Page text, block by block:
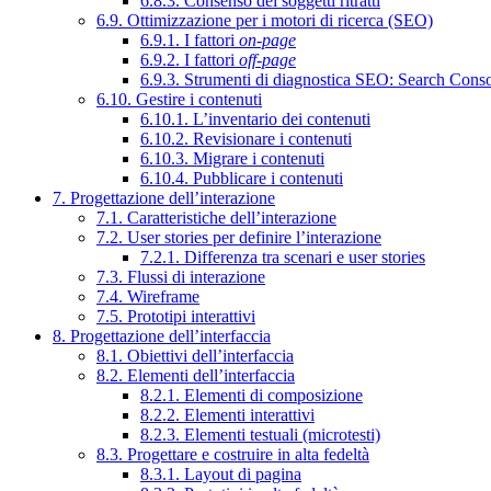
6.9. Ottimizzazione per i motori di ricerca (SEO)
6.9.1. I fattori on-page
6.9.2. I fattori off-page
6.9.3. Strumenti di diagnostica SEO: Search
6.10. Gestire i contenuti
6.10.1. L’inventario dei contenuti
6.10.2. Revisionare i contenuti
6.10.3. Migrare i contenuti
6.10.4. Pubblicare i contenuti
7. Progettazione dell’interazione
7.1. Caratteristiche dell’interazione
7.2. User stories per definire l’interazione
7.2.1. Differenza tra scenari e user stories
7.3. Flussi di interazione
7.4. Wireframe
7.5. Prototipi interattivi
8. Progettazione dell’interfaccia
8.1. Obiettivi dell’interfaccia
8.2. Elementi dell’interfaccia
8.2.1. Elementi di composizione
8.2.2. Elementi interattivi
8.2.3. Elementi testuali (microtesti)
8.3. Progettare e costruire in alta fedeltà
8.3.1. Layout di pagina